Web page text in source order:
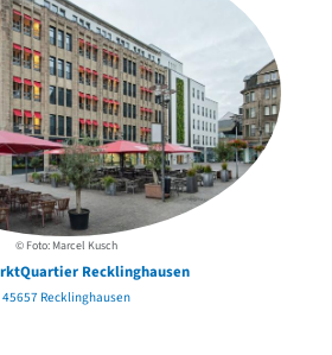
© Foto: Marcel Kusch
Recklinghausen
45657 Recklinghausen